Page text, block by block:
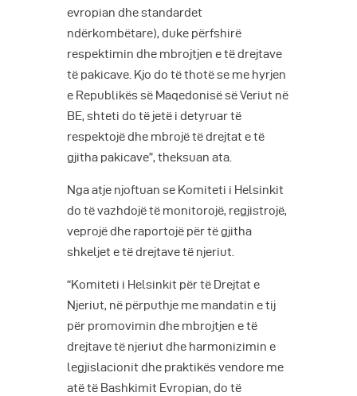
evropian dhe standardet
ndërkombëtare), duke përfshirë
respektimin dhe mbrojtjen e të drejtave
të pakicave. Kjo do të thotë se me hyrjen
e Republikës së Maqedonisë së Veriut në
BE, shteti do të jetë i detyruar të
respektojë dhe mbrojë të drejtat e të
gjitha pakicave”, theksuan ata.
Nga atje njoftuan se Komiteti i Helsinkit
do të vazhdojë të monitorojë, regjistrojë,
veprojë dhe raportojë për të gjitha
shkeljet e të drejtave të njeriut.
“Komiteti i Helsinkit për të Drejtat e
Njeriut, në përputhje me mandatin e tij
për promovimin dhe mbrojtjen e të
drejtave të njeriut dhe harmonizimin e
legjislacionit dhe praktikës vendore me
atë të Bashkimit Evropian, do të